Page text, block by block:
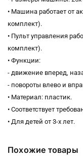
• Машина работает от
комплект).
• Пульт управления
комплект).
• Функции:
- движение вперед,
- повороты влево и
• Материал: пластик.
• Соответствует
• Для детей от 3-х лет.
Похожие товары